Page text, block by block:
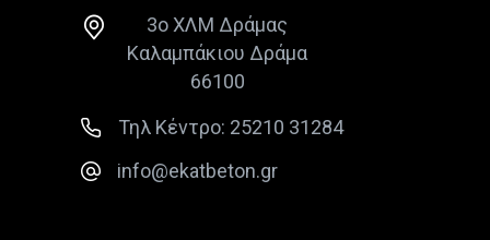
3ο ΧΛΜ Δράμας
Καλαμπάκιου Δράμα
66100
Τηλ Κέντρο: 25210 31284
info@ekatbeton.gr